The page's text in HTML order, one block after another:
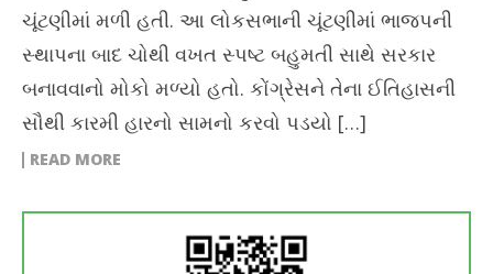
ચૂંટણીમાં મળી હતી. આ લોકસભાની ચૂંટણીમાં ભાજપની
સ્થાપના બાદ ચોથી વખત સ્પષ્ટ બહુમતી સાથે સરકાર
બનાવવાનો મોકો મળ્યો હતો. કોંગ્રેસને તેના ઈતિહાસની
સૌથી કારમી હારનો સામનો કરવો પડયો […]
READ MORE